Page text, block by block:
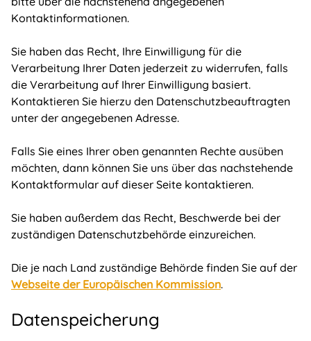
Kontaktinformationen.
Sie haben das Recht, Ihre Einwilligung für die
Verarbeitung Ihrer Daten jederzeit zu widerrufen, falls
die Verarbeitung auf Ihrer Einwilligung basiert.
Kontaktieren Sie hierzu den Datenschutzbeauftragten
unter der angegebenen Adresse.
Falls Sie eines Ihrer oben genannten Rechte ausüben
möchten, dann können Sie uns über das nachstehende
Kontaktformular auf dieser Seite kontaktieren.
Sie haben außerdem das Recht, Beschwerde bei der
zuständigen Datenschutzbehörde einzureichen.
Die je nach Land zuständige Behörde finden Sie auf der
Webseite der Europäischen Kommission.
Datenspeicherung